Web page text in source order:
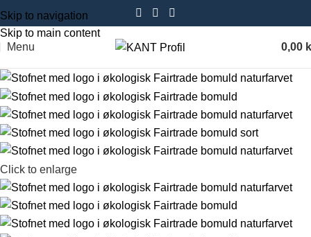
Skip to navigation
Skip to main content
Menu
0,00
Click to enlarge